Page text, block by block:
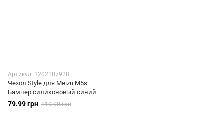
Артикул: 1202187928
Чехол Style для Meizu M5s
Бампер силиконовый синий
79.99 грн 110.00 грн